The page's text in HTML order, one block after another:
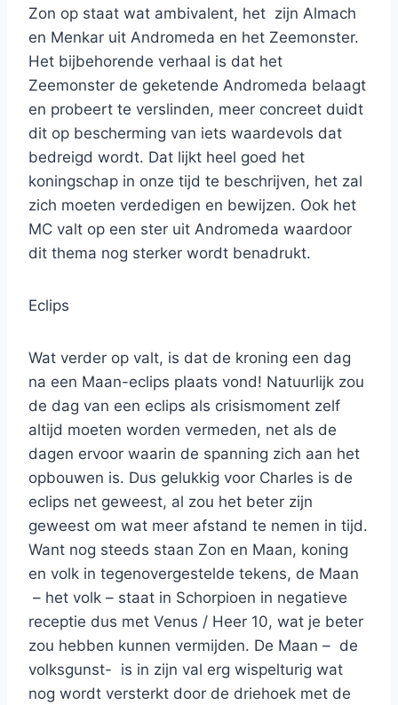
Zon op staat wat ambivalent, het zijn Almach
en Menkar uit Andromeda en het Zeemonster.
Het bijbehorende verhaal is dat het
Zeemonster de geketende Andromeda belaagt
en probeert te verslinden, meer concreet duidt
dit op bescherming van iets waardevols dat
bedreigd wordt. Dat lijkt heel goed het
koningschap in onze tijd te beschrijven, het zal
zich moeten verdedigen en bewijzen. Ook het
MC valt op een ster uit Andromeda waardoor
dit thema nog sterker wordt benadrukt.
Eclips
Wat verder op valt, is dat de kroning een dag
na een Maan-eclips plaats vond! Natuurlijk zou
de dag van een eclips als crisismoment zelf
altijd moeten worden vermeden, net als de
dagen ervoor waarin de spanning zich aan het
opbouwen is. Dus gelukkig voor Charles is de
eclips net geweest, al zou het beter zijn
geweest om wat meer afstand te nemen in tijd.
Want nog steeds staan Zon en Maan, koning
en volk in tegenovergestelde tekens, de Maan
– het volk – staat in Schorpioen in negatieve
receptie dus met Venus / Heer 10, wat je beter
zou hebben kunnen vermijden. De Maan – de
volksgunst- is in zijn val erg wispelturig wat
nog wordt versterkt door de driehoek met de